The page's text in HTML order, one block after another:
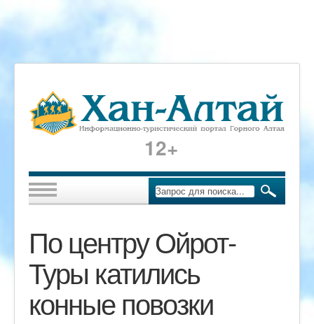
12+
По центру Ойрот-
Туры катились
конные повозки